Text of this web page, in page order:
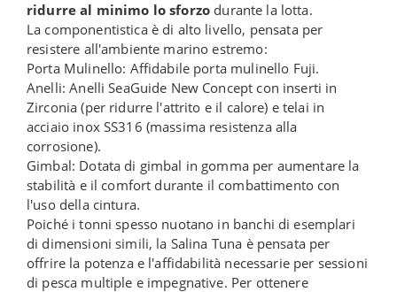
ridurre al minimo lo sforzo durante la lotta.
La componentistica è di alto livello, pensata per
resistere all'ambiente marino estremo:
Porta Mulinello: Affidabile porta mulinello Fuji.
Anelli: Anelli SeaGuide New Concept con inserti in
Zirconia (per ridurre l'attrito e il calore) e telai in
acciaio inox SS316 (massima resistenza alla
corrosione).
Gimbal: Dotata di gimbal in gomma per aumentare la
stabilità e il comfort durante il combattimento con
l'uso della cintura.
Poiché i tonni spesso nuotano in banchi di esemplari
di dimensioni simili, la Salina Tuna è pensata per
offrire la potenza e l'affidabilità necessarie per sessioni
di pesca multiple e impegnative. Per ottenere